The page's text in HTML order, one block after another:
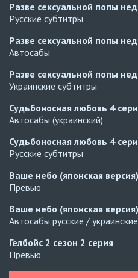
Разве сексуальной попы
Русские субтитры
Разве сексуальной попы
Автосабы
Разве сексуальной попы
Украинские субтитры
Судьбоносная любовь 4
Автосабы (украинский)
Судьбоносная любовь 4
Русские субтитры
Ваше небо (японская версия)
Превью
Ваше небо (японская версия)
Автосабы русские / украинские
Гелбойс 2 сезон 2 серия
Превью